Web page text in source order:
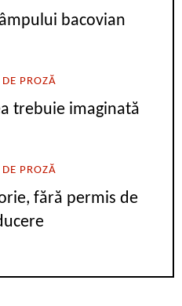
bacovian
PROZĂ
trebuie imaginată
PROZĂ
fără permis de